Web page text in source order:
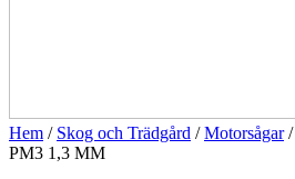
Hem / Skog och Trädgård /Motorsågar/
PM3 1,3 MM